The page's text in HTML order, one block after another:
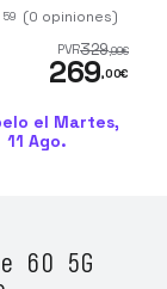
59 (0 opiniones)
PVR329,99€
269,00€
el Martes,
11 Ago.
60 5G